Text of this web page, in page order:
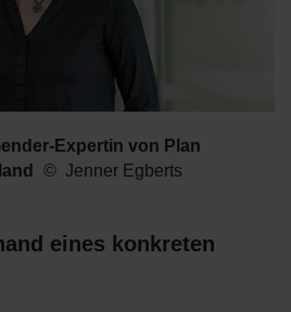
Expertin von Plan
Jenner Egberts
eines konkreten